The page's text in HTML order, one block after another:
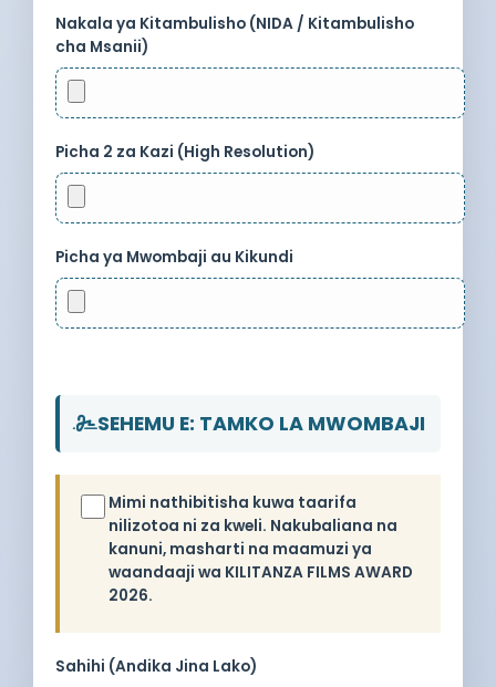
Nakala ya Kitambulisho (NIDA / Kitambulisho
cha Msanii)
Picha 2 za Kazi (High Resolution)
Picha ya Mwombaji au Kikundi
SEHEMU E: TAMKO LA MWOMBAJI
Mimi nathibitisha kuwa taarifa
nilizotoa ni za kweli. Nakubaliana na
kanuni, masharti na maamuzi ya
waandaaji wa KILITANZA FILMS AWARD
2026.
Sahihi (Andika Jina Lako)